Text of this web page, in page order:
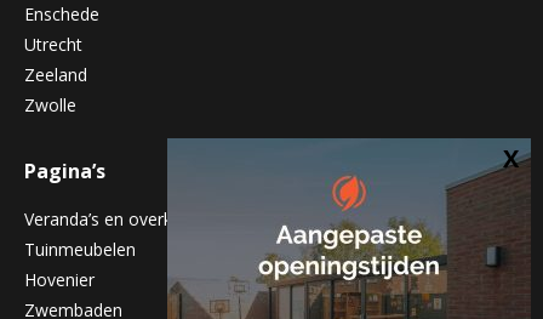
Enschede
Utrecht
Zeeland
Zwolle
Pagina’s
Veranda’s en overkappingen
Tuinmeubelen
Hovenier
Zwembaden